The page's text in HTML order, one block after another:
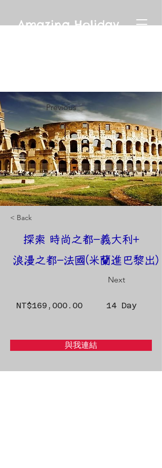
Amazing Holiday
Previous
< Back
探索 時尚之都-義大利+
浪漫之都-法國(米蘭進巴黎出)
Next
NT$169,000.00 14 Day
與我連結